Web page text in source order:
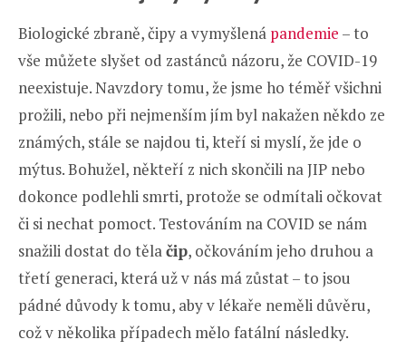
Biologické zbraně, čipy a vymyšlená pandemie – to
vše můžete slyšet od zastánců názoru, že COVID-19
neexistuje. Navzdory tomu, že jsme ho téměř všichni
prožili, nebo při nejmenším jím byl nakažen někdo ze
známých, stále se najdou ti, kteří si myslí, že jde o
mýtus. Bohužel, někteří z nich skončili na JIP nebo
dokonce podlehli smrti, protože se odmítali očkovat
či si nechat pomoct. Testováním na COVID se nám
snažili dostat do tělačip, očkováním jeho druhou a
třetí generaci, která už v nás má zůstat – to jsou
pádné důvody k tomu, aby v lékaře neměli důvěru,
což v několika případech mělo fatální následky.